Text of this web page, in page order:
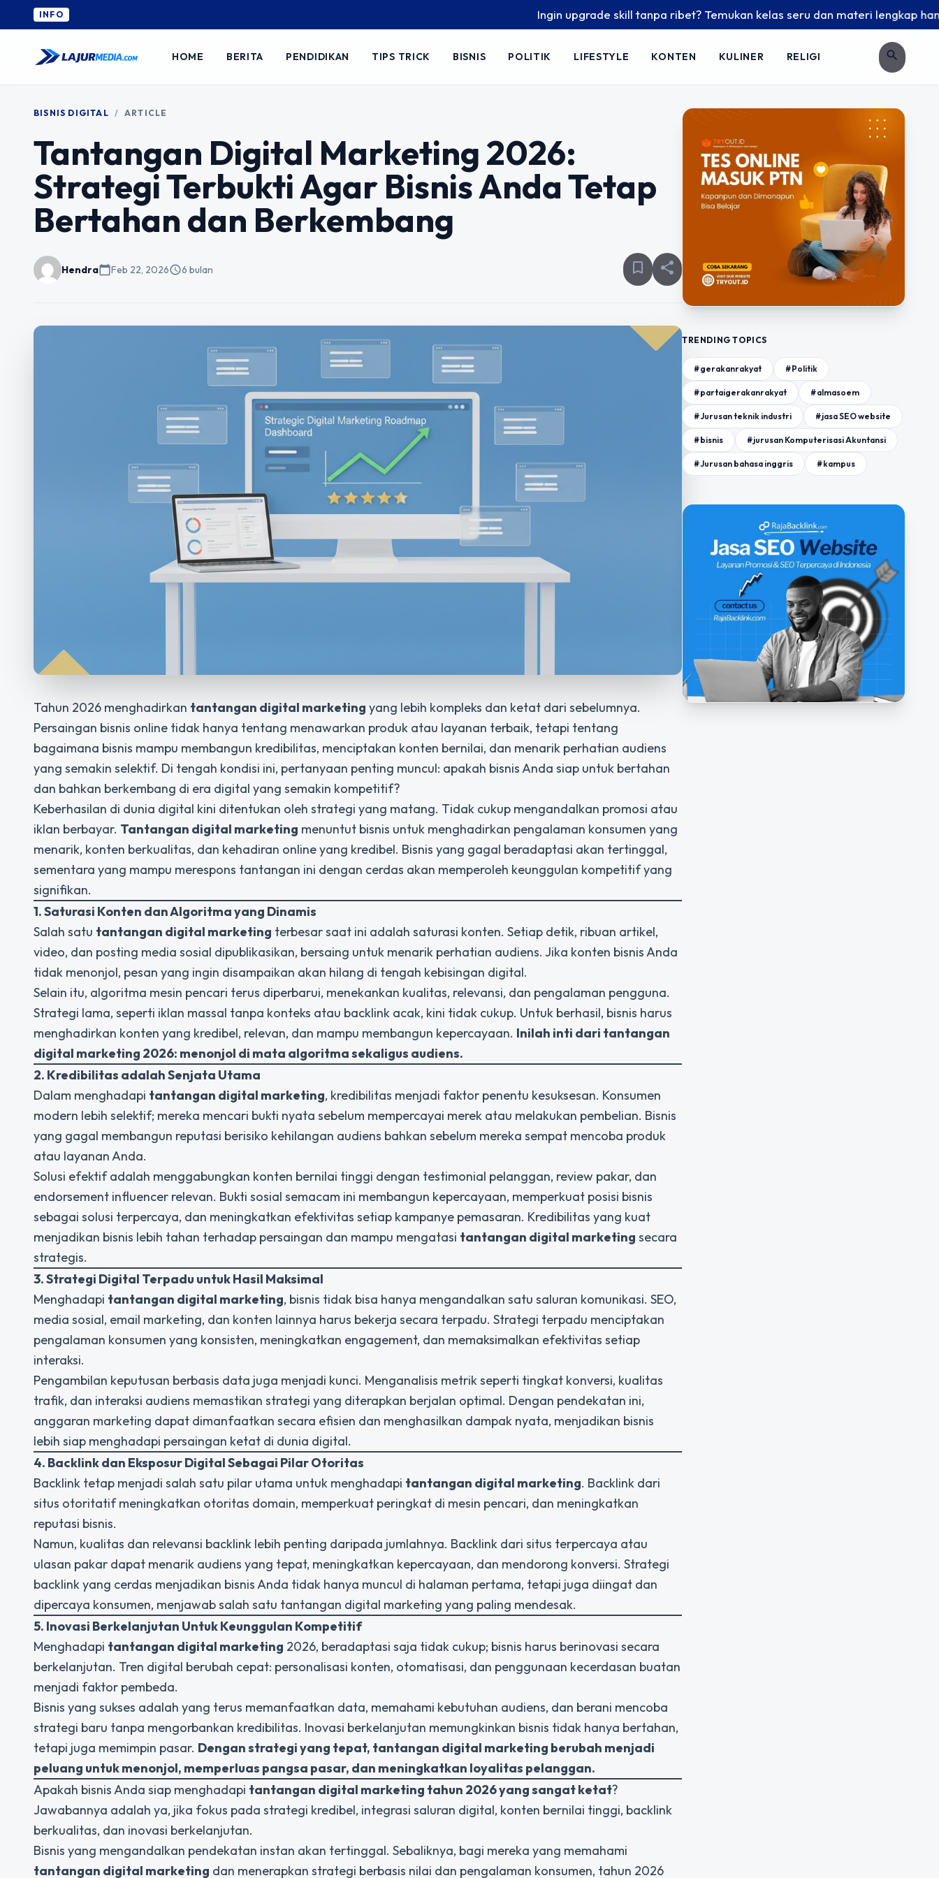
INFO Ingin upgrade skill tanpa ribet? Temukan kelas seru dan materi lengkap hanya di
HOME BERITA PENDIDIKAN TIPS TRICK BISNIS POLITIK LIFESTYLE KONTEN KULINER RELIGI search
BISNIS DIGITAL / ARTICLE
Tantangan Digital Marketing 2026:
Strategi Terbukti Agar Bisnis Anda Tetap
Bertahan dan Berkembang
Hendracalendar_todayFeb 22, 2026schedule6 bulan bookmark_border share
Tahun 2026 menghadirkan tantangan digital marketing yang lebih kompleks dan ketat dari sebelumnya.
Persaingan bisnis online tidak hanya tentang menawarkan produk atau layanan terbaik, tetapi tentang
bagaimana bisnis mampu membangun kredibilitas, menciptakan konten bernilai, dan menarik perhatian audiens
yang semakin selektif. Di tengah kondisi ini, pertanyaan penting muncul: apakah bisnis Anda siap untuk bertahan
dan bahkan berkembang di era digital yang semakin kompetitif?
Keberhasilan di dunia digital kini ditentukan oleh strategi yang matang. Tidak cukup mengandalkan promosi atau
iklan berbayar. Tantangan digital marketing menuntut bisnis untuk menghadirkan pengalaman konsumen yang
menarik, konten berkualitas, dan kehadiran online yang kredibel. Bisnis yang gagal beradaptasi akan tertinggal,
sementara yang mampu merespons tantangan ini dengan cerdas akan memperoleh keunggulan kompetitif yang
signifikan.
1. Saturasi Konten dan Algoritma yang Dinamis
Salah satu tantangan digital marketing terbesar saat ini adalah saturasi konten. Setiap detik, ribuan artikel,
video, dan posting media sosial dipublikasikan, bersaing untuk menarik perhatian audiens. Jika konten bisnis Anda
tidak menonjol, pesan yang ingin disampaikan akan hilang di tengah kebisingan digital.
Selain itu, algoritma mesin pencari terus diperbarui, menekankan kualitas, relevansi, dan pengalaman pengguna.
Strategi lama, seperti iklan massal tanpa konteks atau backlink acak, kini tidak cukup. Untuk berhasil, bisnis harus
menghadirkan konten yang kredibel, relevan, dan mampu membangun kepercayaan. Inilah inti dari tantangan
digital marketing 2026: menonjol di mata algoritma sekaligus audiens.
2. Kredibilitas adalah Senjata Utama
Dalam menghadapi tantangan digital marketing, kredibilitas menjadi faktor penentu kesuksesan. Konsumen
modern lebih selektif; mereka mencari bukti nyata sebelum mempercayai merek atau melakukan pembelian. Bisnis
yang gagal membangun reputasi berisiko kehilangan audiens bahkan sebelum mereka sempat mencoba produk
atau layanan Anda.
Solusi efektif adalah menggabungkan konten bernilai tinggi dengan testimonial pelanggan, review pakar, dan
endorsement influencer relevan. Bukti sosial semacam ini membangun kepercayaan, memperkuat posisi bisnis
sebagai solusi terpercaya, dan meningkatkan efektivitas setiap kampanye pemasaran. Kredibilitas yang kuat
menjadikan bisnis lebih tahan terhadap persaingan dan mampu mengatasi tantangan digital marketing secara
strategis.
3. Strategi Digital Terpadu untuk Hasil Maksimal
Menghadapi tantangan digital marketing, bisnis tidak bisa hanya mengandalkan satu saluran komunikasi. SEO,
media sosial, email marketing, dan konten lainnya harus bekerja secara terpadu. Strategi terpadu menciptakan
pengalaman konsumen yang konsisten, meningkatkan engagement, dan memaksimalkan efektivitas setiap
interaksi.
Pengambilan keputusan berbasis data juga menjadi kunci. Menganalisis metrik seperti tingkat konversi, kualitas
trafik, dan interaksi audiens memastikan strategi yang diterapkan berjalan optimal. Dengan pendekatan ini,
anggaran marketing dapat dimanfaatkan secara efisien dan menghasilkan dampak nyata, menjadikan bisnis
lebih siap menghadapi persaingan ketat di dunia digital.
4. Backlink dan Eksposur Digital Sebagai Pilar Otoritas
Backlink tetap menjadi salah satu pilar utama untuk menghadapi tantangan digital marketing. Backlink dari
situs otoritatif meningkatkan otoritas domain, memperkuat peringkat di mesin pencari, dan meningkatkan
reputasi bisnis.
Namun, kualitas dan relevansi backlink lebih penting daripada jumlahnya. Backlink dari situs terpercaya atau
ulasan pakar dapat menarik audiens yang tepat, meningkatkan kepercayaan, dan mendorong konversi. Strategi
backlink yang cerdas menjadikan bisnis Anda tidak hanya muncul di halaman pertama, tetapi juga diingat dan
dipercaya konsumen, menjawab salah satu tantangan digital marketing yang paling mendesak.
5. Inovasi Berkelanjutan Untuk Keunggulan Kompetitif
Menghadapi tantangan digital marketing 2026, beradaptasi saja tidak cukup; bisnis harus berinovasi secara
berkelanjutan. Tren digital berubah cepat: personalisasi konten, otomatisasi, dan penggunaan kecerdasan buatan
menjadi faktor pembeda.
Bisnis yang sukses adalah yang terus memanfaatkan data, memahami kebutuhan audiens, dan berani mencoba
strategi baru tanpa mengorbankan kredibilitas. Inovasi berkelanjutan memungkinkan bisnis tidak hanya bertahan,
tetapi juga memimpin pasar. Dengan strategi yang tepat, tantangan digital marketing berubah menjadi
peluang untuk menonjol, memperluas pangsa pasar, dan meningkatkan loyalitas pelanggan.
Apakah bisnis Anda siap menghadapi tantangan digital marketing tahun 2026 yang sangat ketat?
Jawabannya adalah ya, jika fokus pada strategi kredibel, integrasi saluran digital, konten bernilai tinggi, backlink
berkualitas, dan inovasi berkelanjutan.
Bisnis yang mengandalkan pendekatan instan akan tertinggal. Sebaliknya, bagi mereka yang memahami
tantangan digital marketing dan menerapkan strategi berbasis nilai dan pengalaman konsumen, tahun 2026
TRENDING TOPICS
#gerakanrakyat #Politik
#partaigerakanrakyat #almasoem
#Jurusan teknik industri #jasa SEO website
#bisnis #jurusan Komputerisasi Akuntansi
#Jurusan bahasa inggris #kampus